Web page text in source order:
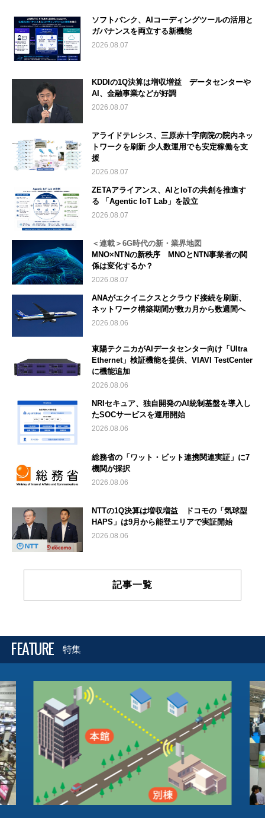
ソフトバンク、AIコーディングツールの活用と
ガバナンスを両立する新機能
2026.08.07
KDDIの1Q決算は増収増益 データセンターや
AI、金融事業などが好調
2026.08.07
アライドテレシス、三原赤十字病院の院内ネッ
トワークを刷新 少人数運用でも安定稼働を支
援
2026.08.07
ZETAアライアンス、AIとIoTの共創を推進す
る 「Agentic IoT Lab」を設立
2026.08.07
＜連載＞6G時代の新・業界地図
MNO×NTNの新秩序 MNOとNTN事業者の関
係は変化するか？
2026.08.07
ANAがエクイニクスとクラウド接続を刷新、
ネットワーク構築期間が数カ月から数週間へ
2026.08.06
東陽テクニカがAIデータセンター向け「Ultra
Ethernet」検証機能を提供、VIAVI TestCenter
に機能追加
2026.08.06
NRIセキュア、独自開発のAI統制基盤を導入し
たSOCサービスを運用開始
2026.08.06
総務省の「ワット・ビット連携関連実証」に7
機関が採択
2026.08.06
NTTの1Q決算は増収増益 ドコモの「気球型
HAPS」は9月から能登エリアで実証開始
2026.08.06
記事一覧
FEATURE 特集